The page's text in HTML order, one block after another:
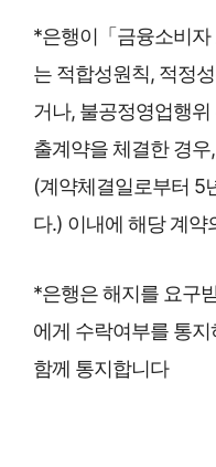
*은행이「금융소비
는 적합성원칙, 적정
거나, 불공정영업행
출계약을 체결한 경우,
(계약체결일로부터 5
다.) 이내에 해당 계
*은행은 해지를 요구
에게 수락여부를 통
함께 통지합니다